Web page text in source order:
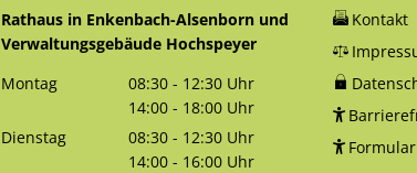
Rathaus in Enkenbach-Alsenborn und
Verwaltungsgebäude Hochspeyer
Montag
08:30 - 12:30 Uhr
Von 08:30 bis 12:30 Uhr
14:00 - 18:00 Uhr
Von 14:00 bis 18:00 Uhr
Dienstag 08:30 - 12:30 Uhr
Von 08:30 bis 12:30 Uhr
14:00 - 16:00 Uhr
Kontakt